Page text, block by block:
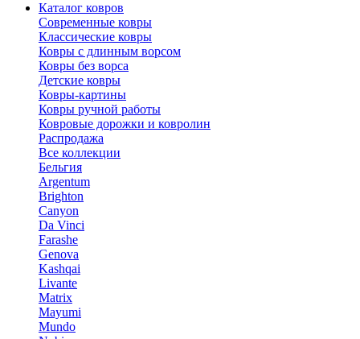
Каталог ковров
Современные ковры
Классические ковры
Ковры с длинным ворсом
Ковры без ворса
Детские ковры
Ковры-картины
Ковры ручной работы
Ковровые дорожки и ковролин
Распродажа
Все коллекции
Бельгия
Argentum
Brighton
Canyon
Da Vinci
Farashe
Genova
Kashqai
Livante
Matrix
Mayumi
Mundo